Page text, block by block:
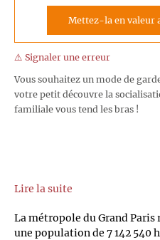
Mettez-la en valeur
⚠️ Signaler une erreur
Vous souhaitez un mode de
votre petit découvre la
familiale vous tend les bras !
Lire la suite
La métropole du Grand Paris
une population de 7 142 540